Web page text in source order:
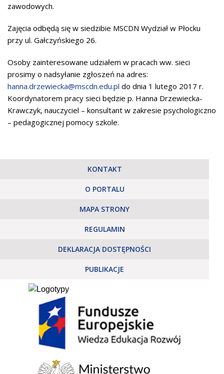
zawodowych.
Zajęcia odbędą się w siedzibie MSCDN Wydział w Płocku
przy ul. Gałczyńskiego 26.
Osoby zainteresowane udziałem w pracach ww. sieci
prosimy o nadsyłanie zgłoszeń na adres:
hanna.drzewiecka@mscdn.edu.pl do dnia 1 lutego 2017 r.
Koordynatorem pracy sieci będzie p. Hanna Drzewiecka-
Krawczyk, nauczyciel – konsultant w zakresie psychologiczno
– pedagogicznej pomocy szkole.
KONTAKT
O PORTALU
MAPA STRONY
REGULAMIN
DEKLARACJA DOSTĘPNOŚCI
PUBLIKACJE